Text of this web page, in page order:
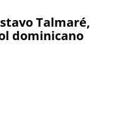
Talmaré,
dominicano